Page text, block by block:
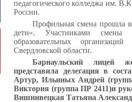
педагогического колледжа им.
России.
Профильная смена прошла
дети». Участниками смены
образовательных
Свердловской области.
Барнаульский лицей
представила делегация в
Артур, Ильиных Андрей
Виктория (группа ПР 2411)и
Вишнивецкая Татьяна